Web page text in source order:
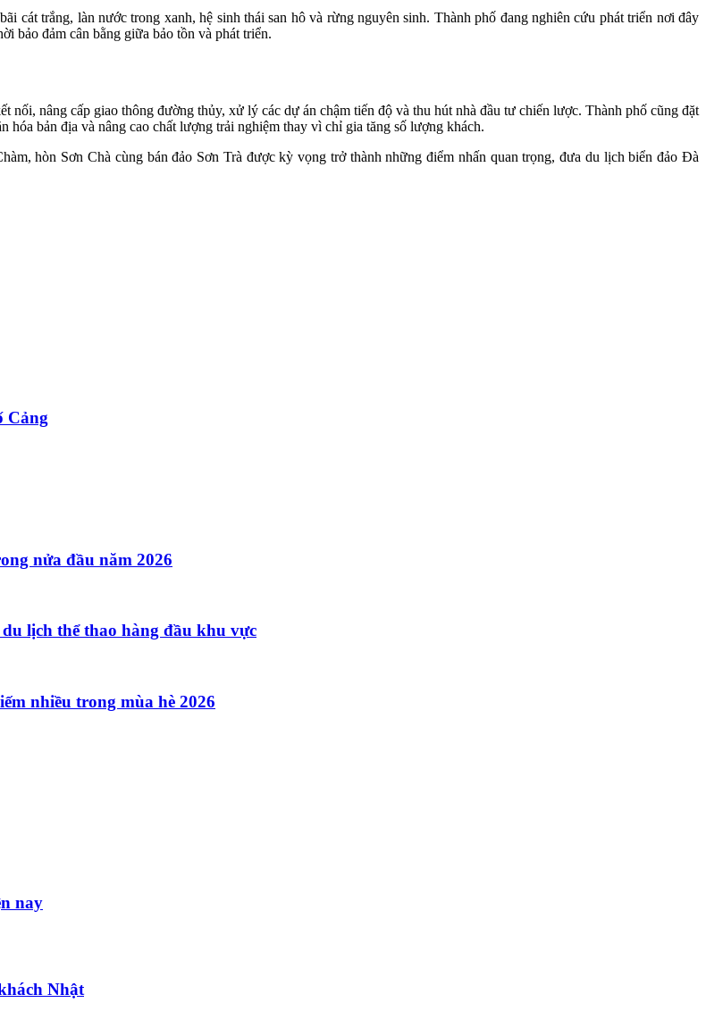
cát trắng, làn nước trong xanh, hệ sinh thái san hô và rừng nguyên sinh. Thành phố đang nghiên cứu phát triển nơi đây
bảo đảm cân bằng giữa bảo tồn và phát triển.
nối, nâng cấp giao thông đường thủy, xử lý các dự án chậm tiến độ và thu hút nhà đầu tư chiến lược. Thành phố cũng đặt
bản địa và nâng cao chất lượng trải nghiệm thay vì chỉ gia tăng số lượng khách.
hòn Sơn Chà cùng bán đảo Sơn Trà được kỳ vọng trở thành những điểm nhấn quan trọng, đưa du lịch biển đảo Đà
Cảng
nửa đầu năm 2026
lịch thể thao hàng đầu khu vực
nhiều trong mùa hè 2026
nay
Nhật